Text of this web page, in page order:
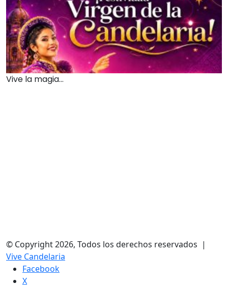
Vive la magia...
© Copyright 2026, Todos los derechos reservados |
Vive Candelaria
Facebook
X